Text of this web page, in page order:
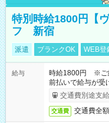
特別時給1800円【
フ 新宿
派遣 ブランクOK WEB登
給与
時給1800円 ※ご
前払いで給与が受
交通費別途支
交通費 交通費全